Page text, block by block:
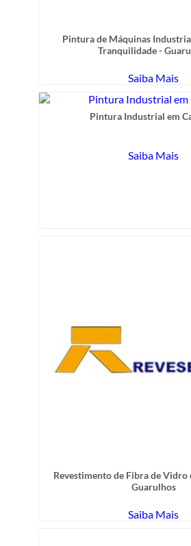
Pintura de Máquinas
Tranquilidade -
Saiba Mais
Pintura Industrial em
Saiba Mais
Revestimento de Fibra de Vidro
Guarulhos
Saiba Mais